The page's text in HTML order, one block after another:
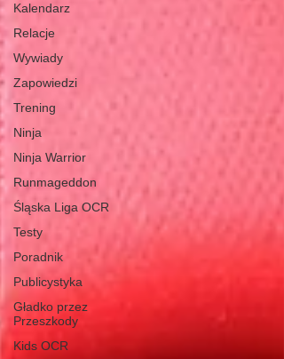
Kalendarz
Relacje
Wywiady
Zapowiedzi
Trening
Ninja
Ninja Warrior
Runmageddon
Śląska Liga OCR
Testy
Poradnik
Publicystyka
Gładko przez
Przeszkody
Kids OCR